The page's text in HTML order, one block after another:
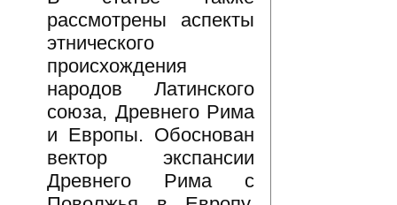
рассмотрены аспекты
этнического
происхождения
народов Латинского
союза, Древнего Рима
и Европы. Обоснован
вектор экспансии
Древнего Рима с